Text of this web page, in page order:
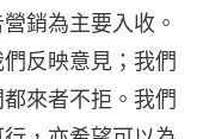
銷為主要入收。
反映意見；我們
來者不拒。我們